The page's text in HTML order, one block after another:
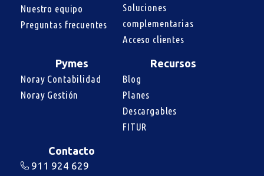
Nuestro equipo
Preguntas frecuentes
Soluciones
complementarias
Acceso clientes
Pymes
Noray Contabilidad
Noray Gestión
Recursos
Blog
Planes
Descargables
FITUR
Contacto
911 924 629